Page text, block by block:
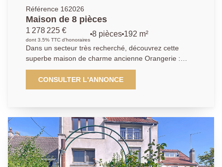
Référence 162026
Maison de 8 pièces
1 278 225 €
dont 3.5% TTC d'honoraires
8 pièces 192 m²
Dans un secteur très recherché, découvrez cette
superbe maison de charme ancienne Orangerie :
offrant 8 pièces spacieuses et lumineuses. Dès
l'entrée, vous serez séduit par un vaste hall
desservant un élégant salon avec cheminée, un
première chambre avec sa salle d'eau privative
complète le rez-de-chaussée, apportant confort et
praticité. À l'étage, le palier dessert plusieurs espaces
nuit : deux chambres chacune dotée de leur propre
cabinet de toilette, une salle de bains, trois autres
CONSULTER L'ANNONCE